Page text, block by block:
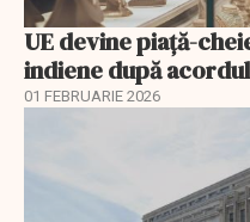
UE devine piață-
indiene după
01 FEBRUARIE 2026